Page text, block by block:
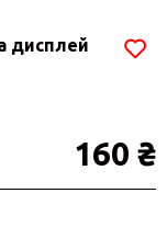
дисплей
160 ₴